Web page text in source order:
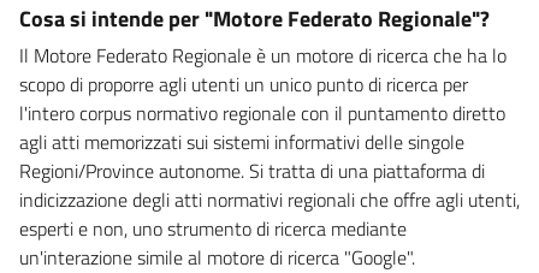
Cosa si intende per "Motore Federato Regionale"?
Il Motore Federato Regionale è un motore di ricerca che ha lo
scopo di proporre agli utenti un unico punto di ricerca per
l'intero corpus normativo regionale con il puntamento diretto
agli atti memorizzati sui sistemi informativi delle singole
Regioni/Province autonome. Si tratta di una piattaforma di
indicizzazione degli atti normativi regionali che offre agli utenti,
esperti e non, uno strumento di ricerca mediante
un'interazione simile al motore di ricerca "Google".